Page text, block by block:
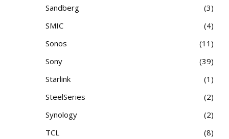
Sandberg
3
SMIC
4
Sonos
11
Sony
39
Starlink
1
SteelSeries
2
Synology
2
TCL
8